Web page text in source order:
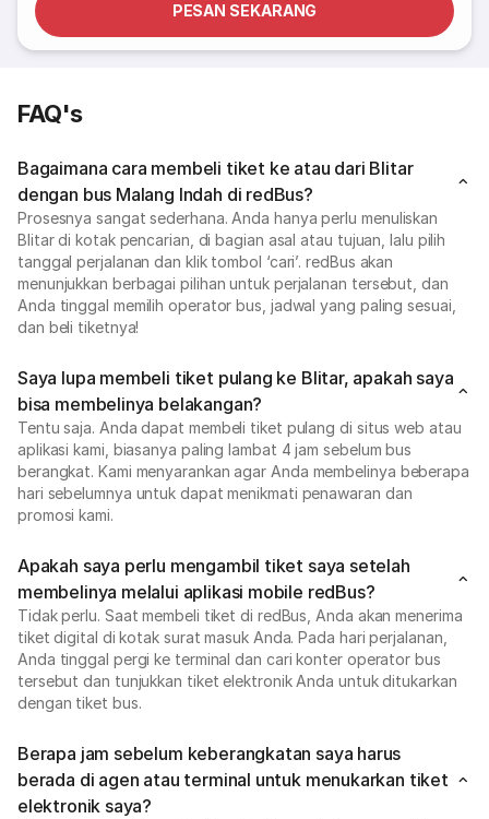
PESAN SEKARANG
FAQ's
Bagaimana cara membeli tiket ke atau dari Blitar
dengan bus Malang Indah di redBus?
Prosesnya sangat sederhana. Anda hanya perlu menuliskan
Blitar di kotak pencarian, di bagian asal atau tujuan, lalu pilih
tanggal perjalanan dan klik tombol ‘cari’. redBus akan
menunjukkan berbagai pilihan untuk perjalanan tersebut, dan
Anda tinggal memilih operator bus, jadwal yang paling sesuai,
dan beli tiketnya!
Saya lupa membeli tiket pulang ke Blitar, apakah saya
bisa membelinya belakangan?
Tentu saja. Anda dapat membeli tiket pulang di situs web atau
aplikasi kami, biasanya paling lambat 4 jam sebelum bus
berangkat. Kami menyarankan agar Anda membelinya beberapa
hari sebelumnya untuk dapat menikmati penawaran dan
promosi kami.
Apakah saya perlu mengambil tiket saya setelah
membelinya melalui aplikasi mobile redBus?
Tidak perlu. Saat membeli tiket di redBus, Anda akan menerima
tiket digital di kotak surat masuk Anda. Pada hari perjalanan,
Anda tinggal pergi ke terminal dan cari konter operator bus
tersebut dan tunjukkan tiket elektronik Anda untuk ditukarkan
dengan tiket bus.
Berapa jam sebelum keberangkatan saya harus
berada di agen atau terminal untuk menukarkan tiket
elektronik saya?